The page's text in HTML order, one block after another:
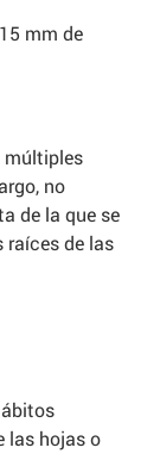
mm de
múltiples
no
de la que se
raíces de las
las hojas o